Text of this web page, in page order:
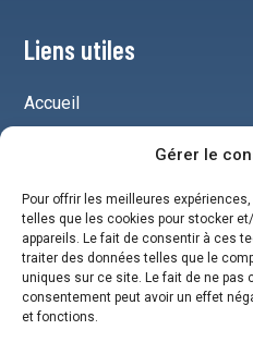
Gérer le
Pour offrir les meilleures
telles que les cookies pour stocker
appareils. Le fait de consentir à ces
traiter des données telles que le
uniques sur ce site. Le fait de ne pas
consentement peut avoir un effet
et fonctions.
Liens utiles
Accueil
Chaussures pour homme
Réseaux